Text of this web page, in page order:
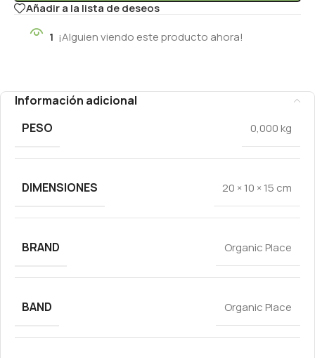
Añadir a la lista de deseos
1 ¡Alguien viendo este producto ahora!
Información adicional
PESO
0,000 kg
DIMENSIONES 20 × 10 × 15 cm
BRAND Organic Place
BAND Organic Place